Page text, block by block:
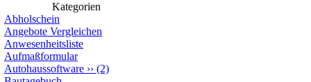
Kategorien
Abholschein
Angebote Vergleichen
Anwesenheitsliste
Aufmaßformular
Autohaussoftware ›› (2)